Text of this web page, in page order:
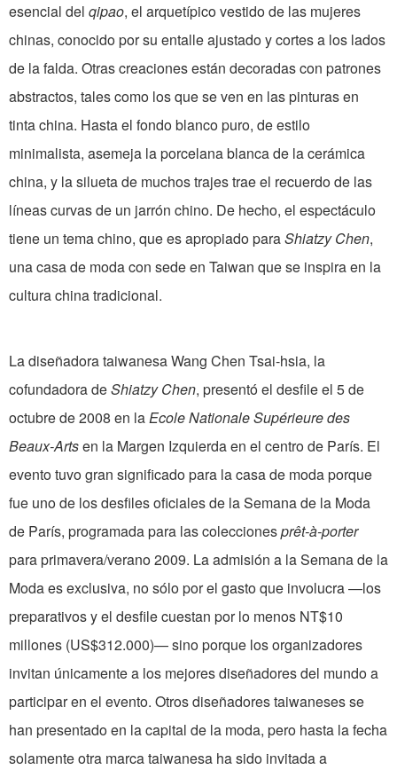
esencial del qipao, el arquetípico vestido de las mujeres
chinas, conocido por su entalle ajustado y cortes a los lados
de la falda. Otras creaciones están decoradas con patrones
abstractos, tales como los que se ven en las pinturas en
tinta china. Hasta el fondo blanco puro, de estilo
minimalista, asemeja la porcelana blanca de la cerámica
china, y la silueta de muchos trajes trae el recuerdo de las
líneas curvas de un jarrón chino. De hecho, el espectáculo
tiene un tema chino, que es apropiado paraShiatzy Chen,
una casa de moda con sede en Taiwan que se inspira en la
cultura china tradicional.
La diseñadora taiwanesa Wang Chen Tsai-hsia, la
cofundadora deShiatzy Chen, presentó el desfile el 5 de
octubre de 2008 en laEcole Nationale Supérieure des
Beaux-Artsen la Margen Izquierda en el centro de París. El
evento tuvo gran significado para la casa de moda porque
fue uno de los desfiles oficiales de la Semana de la Moda
de París, programada para las coleccionesprêt-à-porter
para primavera/verano 2009. La admisión a la Semana de la
Moda es exclusiva, no sólo por el gasto que involucra —los
preparativos y el desfile cuestan por lo menos NT$10
millones (US$312.000)— sino porque los organizadores
invitan únicamente a los mejores diseñadores del mundo a
participar en el evento. Otros diseñadores taiwaneses se
han presentado en la capital de la moda, pero hasta la fecha
solamente otra marca taiwanesa ha sido invitada a